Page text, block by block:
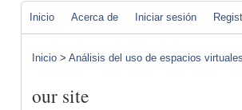
Inicio Acerca de Iniciar sesión
Inicio > Análisis del uso de espacios
our site